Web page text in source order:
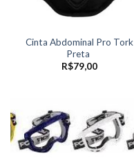
Cinta Abdominal Pro Tork
Preta
R$79,00